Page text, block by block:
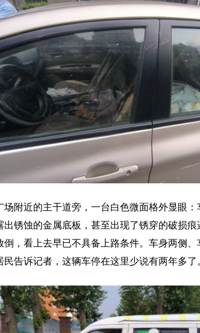
近的主干道旁，一台白色微面格外显眼：
出锈蚀的金属底板，甚至出现了锈穿的破损
倒，看上去早已不具备上路条件。车身两侧
民告诉记者，这辆车停在这里少说有两年多了